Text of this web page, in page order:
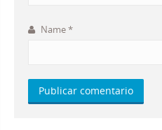
Name*